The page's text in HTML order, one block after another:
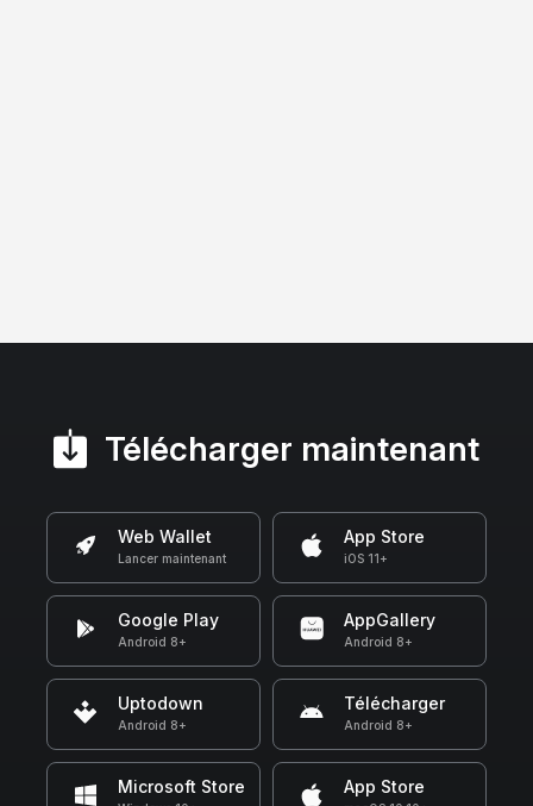
Télécharger maintenant
Web Wallet
Lancer maintenant
App Store
iOS 11+
Google Play
Android 8+
AppGallery
Android 8+
Uptodown
Android 8+
Télécharger
Android 8+
Microsoft Store App Store